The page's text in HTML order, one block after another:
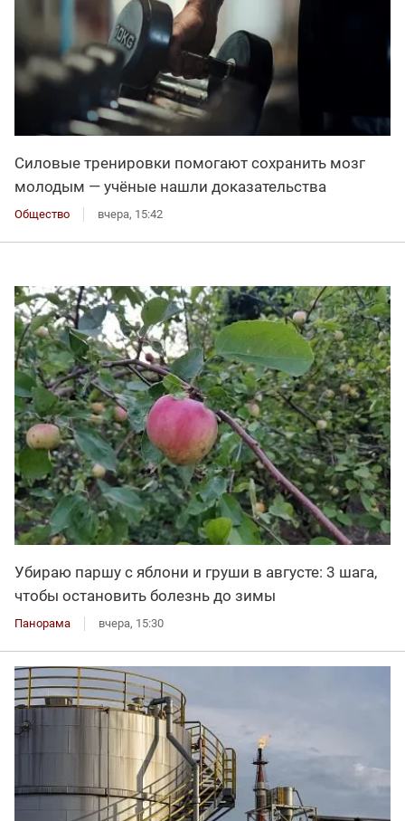
Силовые тренировки помогают сохранить мозг
молодым — учёные нашли доказательства
Общество вчера, 15:42
Убираю паршу с яблони и груши в августе: 3 шага,
чтобы остановить болезнь до зимы
Панорама вчера, 15:30